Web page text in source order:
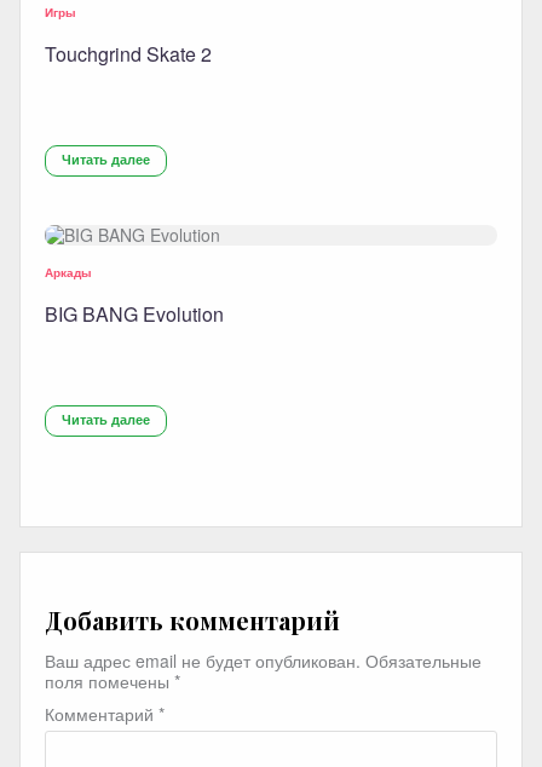
Игры
Touchgrind Skate 2
Читать далее
Аркады
BIG BANG Evolution
Читать далее
Добавить комментарий
Ваш адрес email не будет опубликован. Обязательные
поля помечены *
Комментарий *